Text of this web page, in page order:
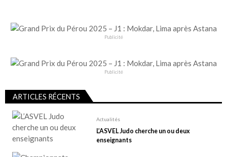
Publicité
Publicité
ARTICLES RÉCENTS
Actualités
L’ASVEL Judo cherche un ou deux
enseignants